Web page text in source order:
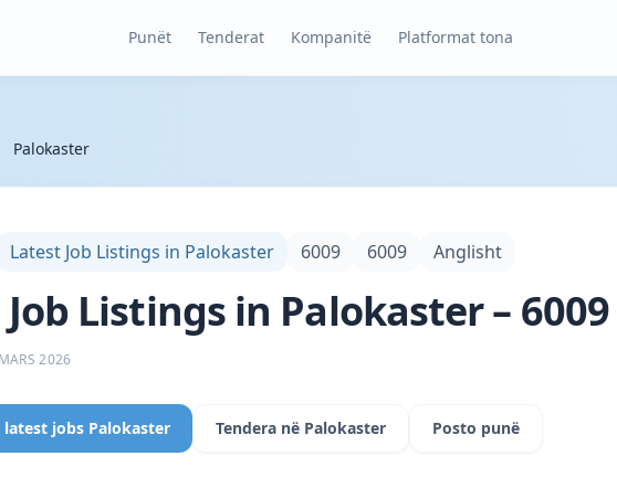
Punët Tenderat Kompanitë Platformat tona
Palokaster
Latest Job Listings in Palokaster 6009 6009 Anglisht
Listings in Palokaster – 6009
2026
jobs Palokaster Tendera në Palokaster Posto punë